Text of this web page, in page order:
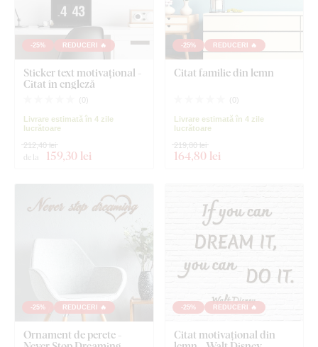
-25% REDUCERI 🔥
Sticker text motivațional -
Citat în engleză
( 0)
Livrare estimată în 4 zile
lucrătoare
de la 159,30 lei
212,40 lei
-25% REDUCERI 🔥
Citat familie din lemn
( 0)
Livrare estimată în 4 zile
lucrătoare
164,80 lei
219,80 lei
-25% REDUCERI 🔥
Ornament de perete -
-25% REDUCERI 🔥
Citat motivațional din